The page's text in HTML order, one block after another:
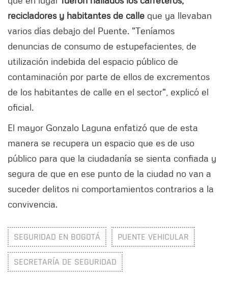
recicladores y habitantes de calle que ya llevaban
varios días debajo del Puente. "Teníamos
denuncias de consumo de estupefacientes, de
utilización indebida del espacio público de
contaminación por parte de ellos de excrementos
de los habitantes de calle en el sector", explicó el
oficial.
El mayor Gonzalo Laguna enfatizó que de esta
manera se recupera un espacio que es de uso
público para que la ciudadanía se sienta confiada y
segura de que en ese punto de la ciudad no van a
suceder delitos ni comportamientos contrarios a la
convivencia.
SEGURIDAD EN BOGOTÁ PUENTE VEHICULAR
SECRETARÍA DE SEGURIDAD